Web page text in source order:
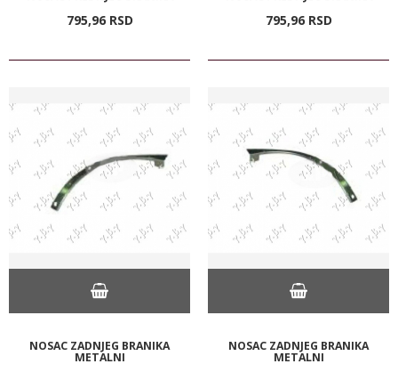
795,96 RSD 795,96 RSD
NOSAC ZADNJEG BRANIKA
METALNI
NOSAC ZADNJEG BRANIKA
METALNI